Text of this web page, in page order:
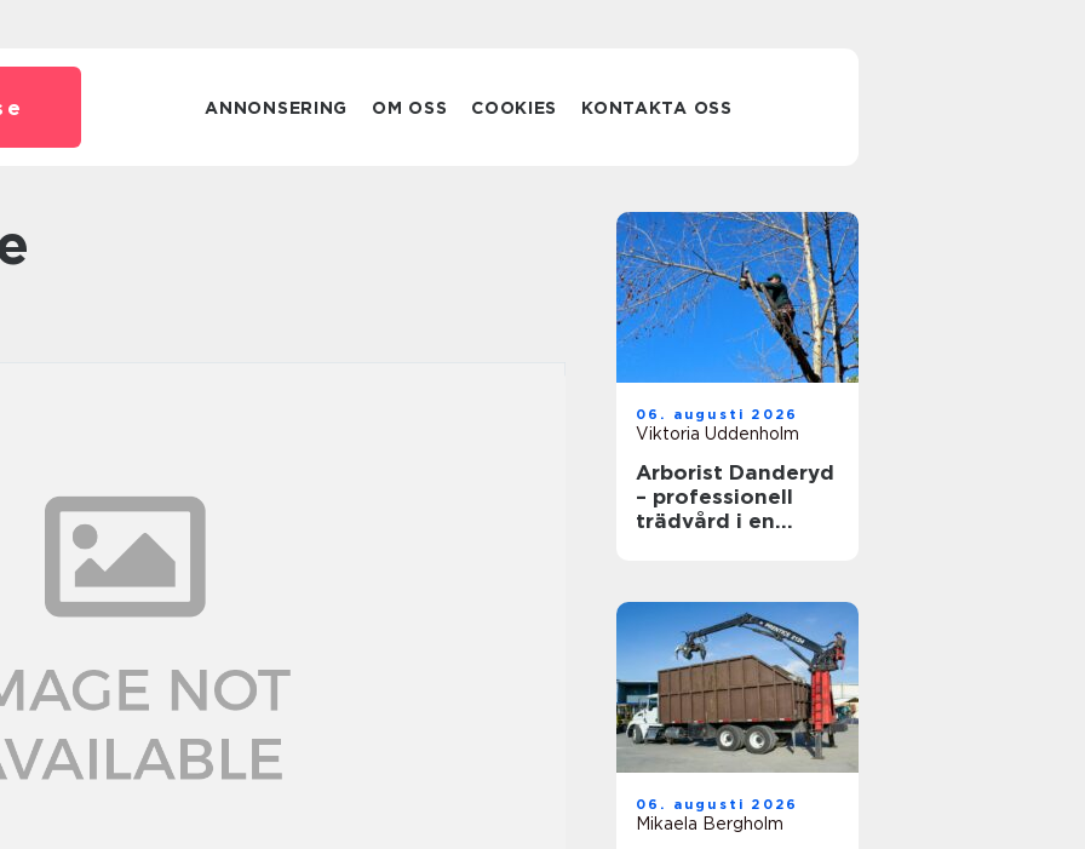
ANNONSERING OM OSS COOKIES KONTAKTA OSS
06. augusti 2026
Viktoria Uddenholm
Arborist Danderyd
– professionell
trädvård i en
06. augusti 2026
Mikaela Bergholm